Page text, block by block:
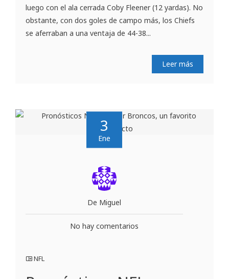
luego con el ala cerrada Coby Fleener (12 yardas). No
obstante, con dos goles de campo más, los Chiefs
se aferraban a una ventaja de 44-38...
Leer más
3
Ene
De Miguel
No hay comentarios
NFL